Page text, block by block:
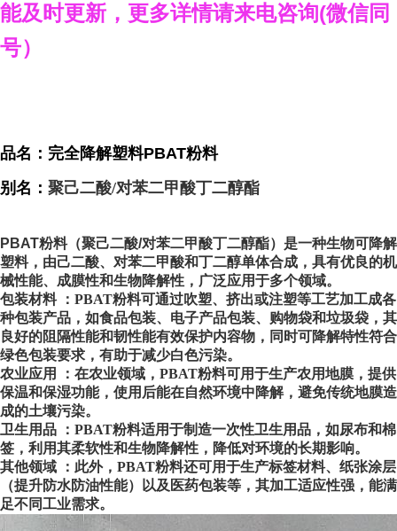
能及时更新， 更多详情请来电咨询(微信同
号）
品名：完全降解塑料PBAT粉料
别名： 聚己二酸/对苯二甲酸丁二醇酯
PBAT粉料（聚己二酸/对苯二甲酸丁二醇酯）是一种生物可降解
塑料，由己二酸、 对苯二甲酸和丁二醇单体合成，具有优良的机
械性能、 成膜性和生物降解性 ，广泛应用于多个领域。
包装材料：PBAT粉料可通过吹塑、 挤出或注塑等工艺加工成各
种包装产品，如食品包装、 电子产品包装、 购物袋和垃圾袋 ，其
良好的阻隔性能和韧性能有效保护内容物，同时可降解特性符合
绿色包装要求，有助于减少白色污染。
农业应用
：在农业领域，PBAT粉料可用于生产农用地膜 ，提供
保温和保湿功能，使用后能在自然环境中降解，避免传统地膜造
成的土壤污染。
卫生用品 ：PBAT粉料适用于制造一次性卫生用品 ，如尿布和棉
签 ，利用其柔软性和生物降解性，降低对环境的长期影响。
其他领域 ：此外，PBAT粉料还可用于生产标签材料、 纸张涂层
（提升防水防油性能）以及 医药包装等，其加工适应性强，能满
足不同工业需求。